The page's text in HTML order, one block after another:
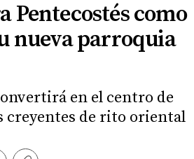
Pentecostés como
nueva parroquia
en el centro de
creyentes de rito oriental